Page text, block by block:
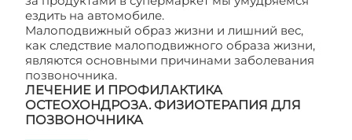
ездить на автомобиле.
Малоподвижный образ жизни и лишний вес,
как следствие малоподвижного образа жизни,
являются основными причинами заболевания
позвоночника.
ЛЕЧЕНИЕ И ПРОФИЛАКТИКА
ОСТЕОХОНДРОЗА. ФИЗИОТЕРАПИЯ ДЛЯ
ПОЗВОНОЧНИКА